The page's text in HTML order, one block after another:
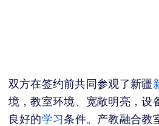
双方在签约前共同参观了新疆
境，教室环境、宽敞明亮，设
良好的学习条件。产教融合教